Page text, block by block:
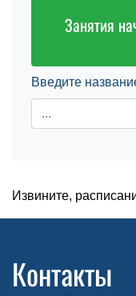
Занятия
Введите
Извините,
Контакты